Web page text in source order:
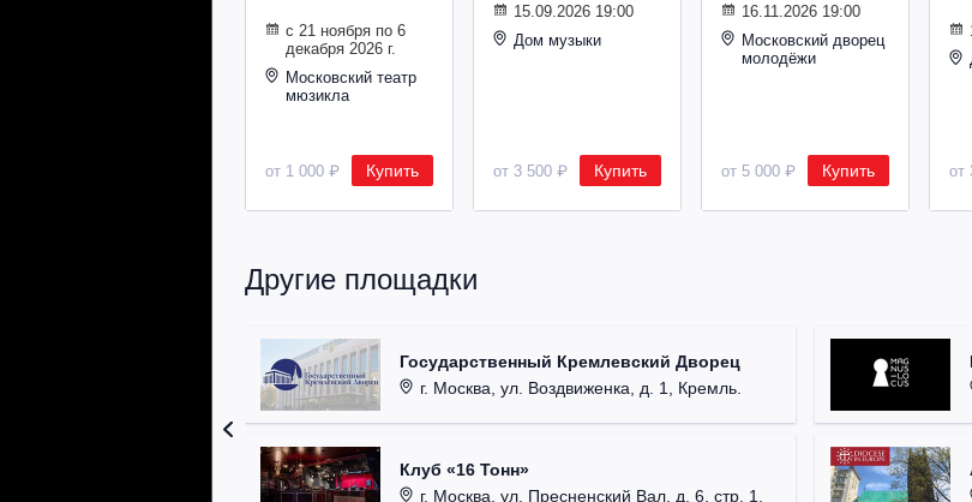
с 21 ноября по 6
декабря 2026 г.
Московский театр
мюзикла
от 1 000 ₽ Купить
15.09.2026 19:00
Дом музыки
от 3 500 ₽ Купить
16.11.2026 19:00
Московский дворец
молодёжи
от 5 000 ₽ Купить от
Другие площадки
Государственный Кремлевский Дворец
г. Москва, ул. Воздвиженка, д. 1, Кремль.
Клуб «16 Тонн»
г. Москва, ул. Пресненский Вал, д. 6, стр. 1.